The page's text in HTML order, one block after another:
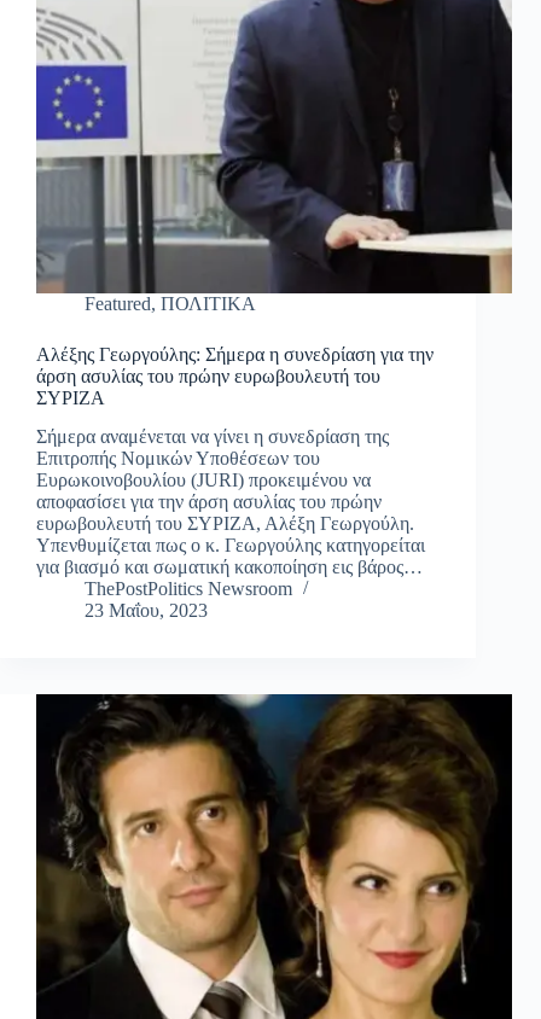
Featured, ΠΟΛΙΤΙΚΑ
Αλέξης Γεωργούλης: Σήμερα η συνεδρίαση για την
άρση ασυλίας του πρώην ευρωβουλευτή του
ΣΥΡΙΖΑ
Σήμερα αναμένεται να γίνει η συνεδρίαση της
Επιτροπής Νομικών Υποθέσεων του
Ευρωκοινοβουλίου (JURI) προκειμένου να
αποφασίσει για την άρση ασυλίας του πρώην
ευρωβουλευτή του ΣΥΡΙΖΑ, Αλέξη Γεωργούλη.
Υπενθυμίζεται πως ο κ. Γεωργούλης κατηγορείται
για βιασμό και σωματική κακοποίηση εις βάρος…
ThePostPolitics Newsroom
23 Μαΐου, 2023